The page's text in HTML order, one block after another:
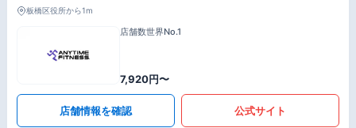
板橋区役所から1m
店舗数世界No.1
7,920円〜
店舗情報を確認 公式サイト